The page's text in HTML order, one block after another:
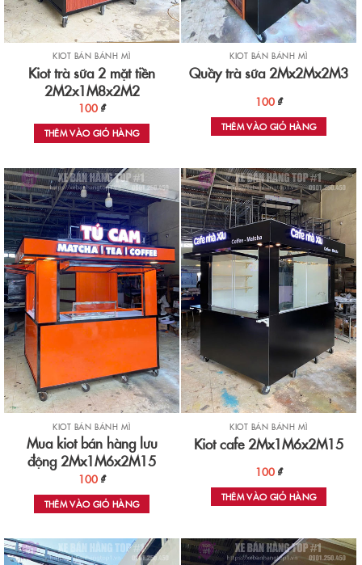
KIOT BÁN BÁNH MÌ
Kiot trà sữa 2 mặt tiền
2M2x1M8x2M2
100 ₫
THÊM VÀO GIỎ HÀNG
KIOT BÁN BÁNH MÌ
Quầy trà sữa 2Mx2Mx2M3
100 ₫
THÊM VÀO GIỎ HÀNG
KIOT BÁN BÁNH MÌ
Mua kiot bán hàng lưu
động 2Mx1M6x2M15
100 ₫
THÊM VÀO GIỎ HÀNG
KIOT BÁN BÁNH MÌ
Kiot cafe 2Mx1M6x2M15
100 ₫
THÊM VÀO GIỎ HÀNG